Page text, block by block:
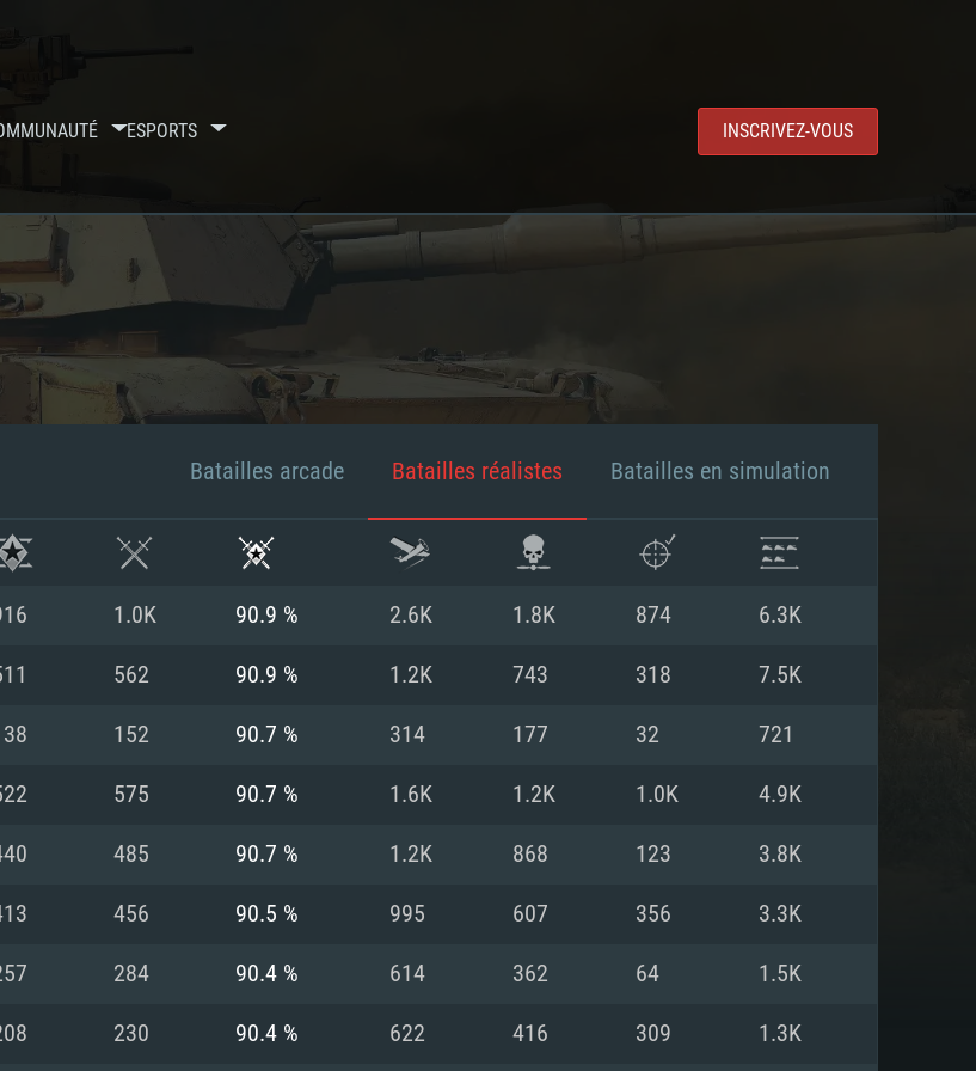
ESPORTS INSCRIVEZ-VOUS
SYSTÈME REQUISE
Batailles arcade Batailles réalistes Batailles en simulation
1.0K 90.9 % 2.6K 1.8K 874 6.3K
562 90.9 % 1.2K 743 318 7.5K
152 90.7 % 314 177 32 721
575 90.7 % 1.6K 1.2K 1.0K 4.9K
485 90.7 % 1.2K 868 123 3.8K
456 90.5 % 995 607 356 3.3K
284 90.4 % 614 362 64 1.5K
230 90.4 % 622 416 309 1.3K